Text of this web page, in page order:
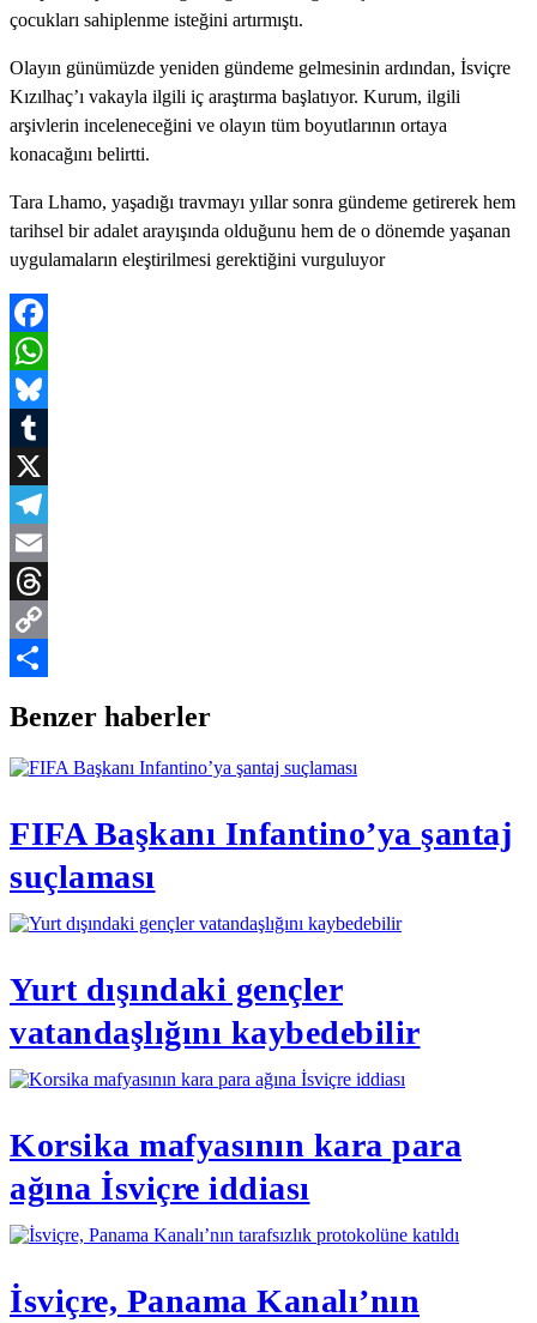
çocukları sahiplenme isteğini artırmıştı.
Olayın günümüzde yeniden gündeme gelmesinin ardından, İsviçre
Kızılhaç’ı vakayla ilgili iç araştırma başlatıyor. Kurum, ilgili
arşivlerin inceleneceğini ve olayın tüm boyutlarının ortaya
konacağını belirtti.
Tara Lhamo, yaşadığı travmayı yıllar sonra gündeme getirerek hem
tarihsel bir adalet arayışında olduğunu hem de o dönemde yaşanan
uygulamaların eleştirilmesi gerektiğini vurguluyor
Facebook
WhatsApp
Bluesky
Tumblr
X
Telegram
Email
Threads
Copy
Benzer haberler
FIFA Başkanı Infantino’ya şantaj
suçlaması
Yurt dışındaki gençler
vatandaşlığını kaybedebilir
Korsika mafyasının kara para
ağına İsviçre iddiası
İsviçre, Panama Kanalı’nın